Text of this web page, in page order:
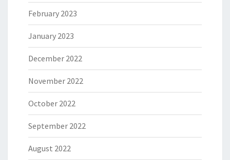
February 2023
January 2023
December 2022
November 2022
October 2022
September 2022
August 2022